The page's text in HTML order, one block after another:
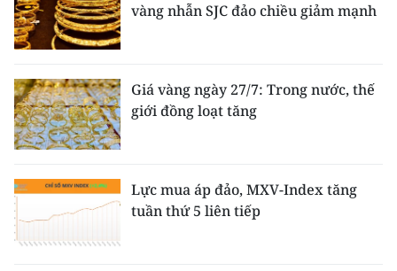
vàng nhẫn SJC đảo chiều giảm mạnh
Giá vàng ngày 27/7: Trong nước, thế
giới đồng loạt tăng
Lực mua áp đảo, MXV-Index tăng
tuần thứ 5 liên tiếp